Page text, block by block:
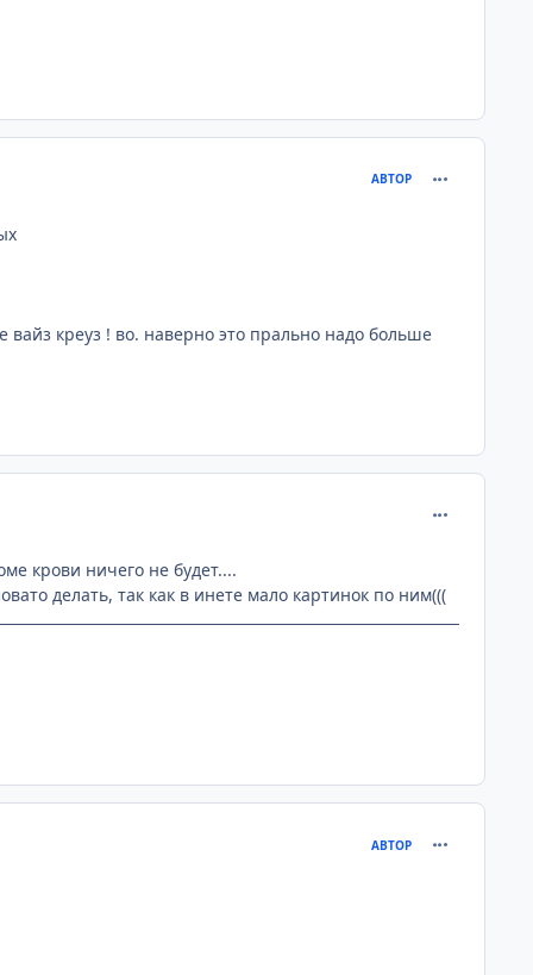
АВТОР
креуз ! во. наверно это прально надо больше
крови ничего не будет....
делать, так как в инете мало картинок по ним(((
АВТОР